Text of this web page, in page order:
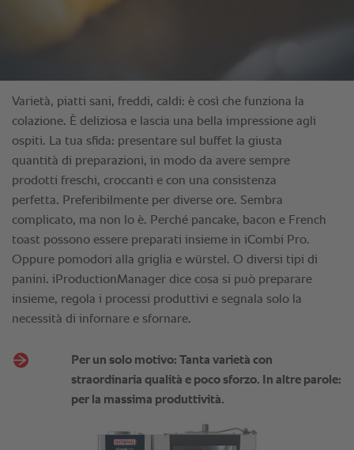
Varietà, piatti sani, freddi, caldi: è così che funziona la
colazione. È deliziosa e lascia una bella impressione agli
ospiti. La tua sfida: presentare sul buffet la giusta
quantità di preparazioni, in modo da avere sempre
prodotti freschi, croccanti e con una consistenza
perfetta. Preferibilmente per diverse ore. Sembra
complicato, ma non lo è. Perché pancake, bacon e French
toast possono essere preparati insieme in iCombi Pro.
Oppure pomodori alla griglia e würstel. O diversi tipi di
panini. iProductionManager dice cosa si può preparare
insieme, regola i processi produttivi e segnala solo la
necessità di infornare e sfornare.
Per un solo motivo: Tanta varietà con
straordinaria qualità e poco sforzo. In altre parole:
per la massima produttività.